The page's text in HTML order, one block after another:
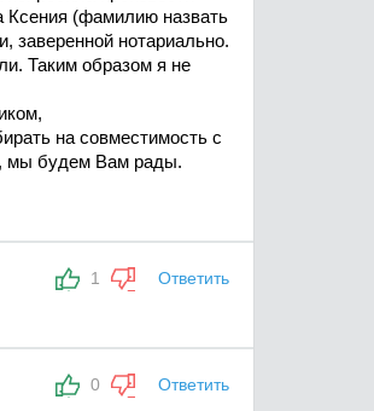
Ксения (фамилию назвать
заверенной нотариально.
Таким образом я не
на совместимость с
мы будем Вам рады.
1 Ответить
0 Ответить